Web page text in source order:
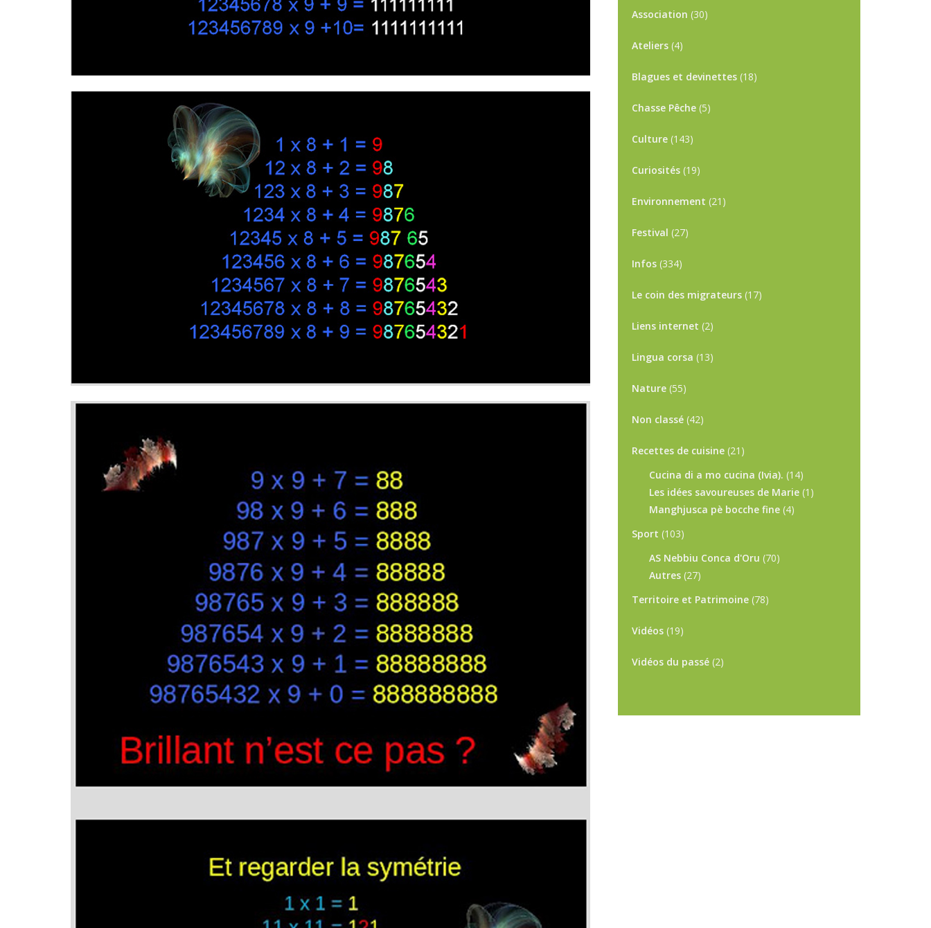
Association (30)
Ateliers (4)
Blagues et devinettes (18)
Chasse Pêche (5)
Culture (143)
Curiosités (19)
Environnement (21)
Festival (27)
Infos (334)
Le coin des migrateurs (17)
Liens internet (2)
Lingua corsa (13)
Nature (55)
Non classé (42)
Recettes de cuisine (21)
Cucina di a mo cucina (Ivia). (14)
Les idées savoureuses de Marie (1)
Manghjusca pè bocche fine (4)
Sport (103)
AS Nebbiu Conca d'Oru (70)
Autres (27)
Territoire et Patrimoine (78)
Vidéos (19)
Vidéos du passé (2)